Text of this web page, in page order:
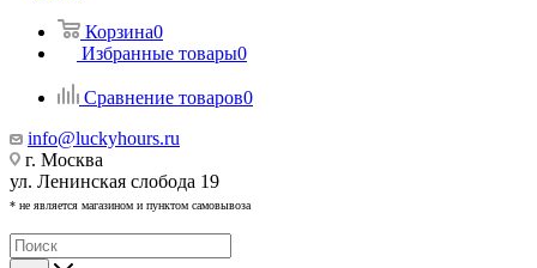
Корзина0
Избранные товары0
Сравнение товаров0
info@luckyhours.ru
г. Москва
ул. Ленинская слобода 19
* не является магазином и пунктом самовывоза